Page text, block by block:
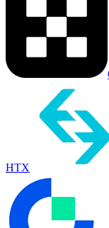
HTX